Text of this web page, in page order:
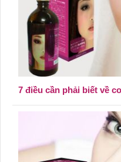
7 điều cần phải biết về